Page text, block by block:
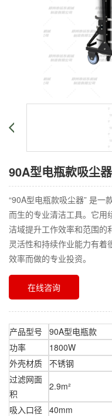
90A型电瓶款吸尘器
“90A型电瓶款吸尘器” 是一
而生的专业清洁工具。它用
洁域提升工作效率和范围的
灵活性和持续作业能力有着
效率而做的专业投资。
在线咨询
产品型号
90A型电瓶款
功率
1800W
外壳材质 不锈钢
过滤网面
积
2.9m²
吸入口径 40mm